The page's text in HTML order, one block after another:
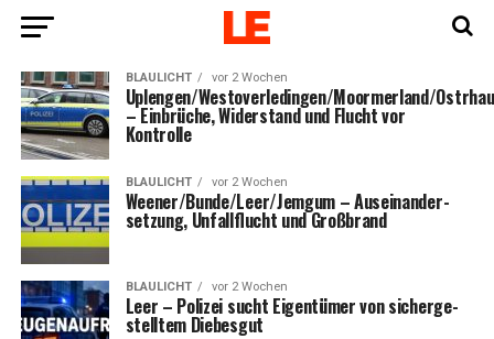
BLAULICHT vor 2 Wochen
Uplengen/Westoverledingen/Moormerland/
– Ein­brü­che, Wider­stand und Flucht vor
Kontrolle
BLAULICHT vor 2 Wochen
Weener/Bunde/Leer/Jemgum – Aus­ein­an­der­
set­zung, Unfall­flucht und Großbrand
BLAULICHT vor 2 Wochen
Leer – Poli­zei sucht Eigen­tü­mer von sicher­ge­
stell­tem Diebesgut